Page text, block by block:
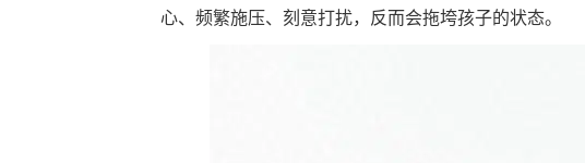
心、频繁施压、刻意打扰，反而会拖垮孩子的状态。